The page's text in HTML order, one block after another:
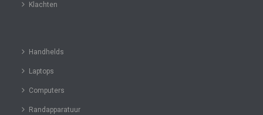
Klachten
Handhelds
Laptops
Computers
Randapparatuur